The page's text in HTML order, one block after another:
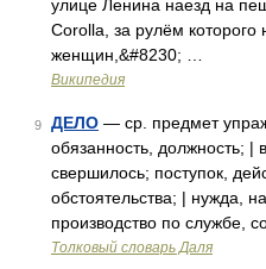
улице Ленина наезд на
Corolla, за рулём
женщин,&#8230; …
Википедия
9 ДЕЛО — ср. предмет
обязанность, должность; |
свершилось; поступок,
обстоятельства; | нужда,
производство по службе,
Толковый словарь Даля